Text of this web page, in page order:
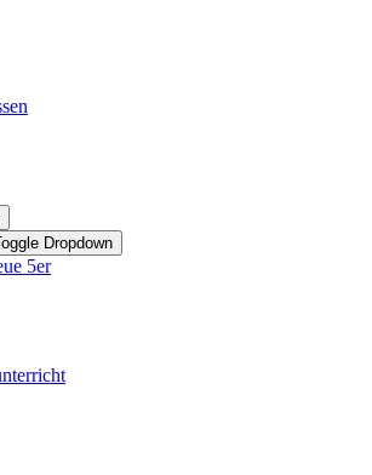
Dropdown
5er